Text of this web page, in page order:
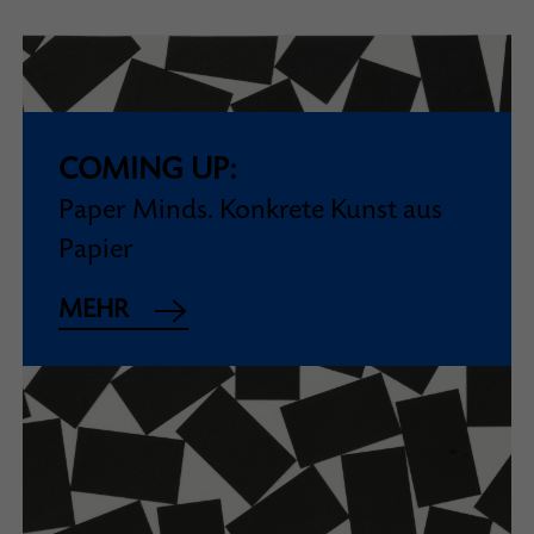
COMING UP:
Paper Minds. Konkrete Kunst aus
Papier
MEHR